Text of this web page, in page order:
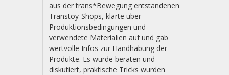
aus der trans*Bewegung entstandenen
Transtoy-Shops, klärte über
Produktionsbedingungen und
verwendete Materialien auf und gab
wertvolle Infos zur Handhabung der
Produkte. Es wurde beraten und
diskutiert, praktische Tricks wurden